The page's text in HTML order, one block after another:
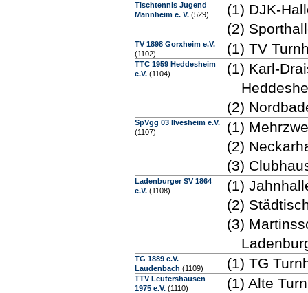
Tischtennis Jugend
Mannheim e. V. (529)
(1) DJK-
(2)
TV 1898 Gorxheim e.V.
(1102)
(1) TV
TTC 1959 Heddesheim
e.V. (1104)
(1) Karl-
(2)
SpVgg 03 Ilvesheim e.V.
(1107)
(1)
(2)
(3)
Ladenburger SV 1864
e.V. (1108)
(1)
(2)
(3)
TG 1889 e.V.
Laudenbach (1109) (1) TG
TTV Leutershausen
1975 e.V. (1110) (1) Alte